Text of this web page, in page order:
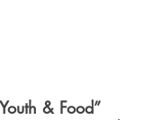
& Food”